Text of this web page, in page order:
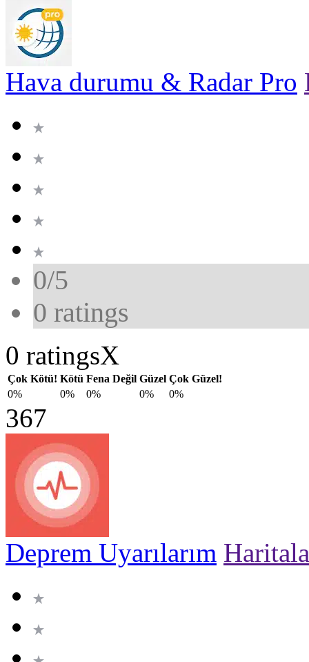
Hava durumu & Radar Pro
0/5
0 ratings
0 ratingsX
Çok Kötü! Kötü Fena Değil Güzel Çok Güzel!
0%
0% 0% 0% 0%
367
Deprem Uyarılarım